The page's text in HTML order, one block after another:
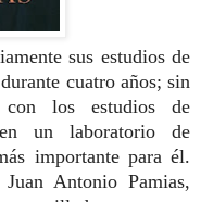
sus estudios de
cuatro años; sin
con los estudios de
un laboratorio de
importante para él.
Antonio Pamias,